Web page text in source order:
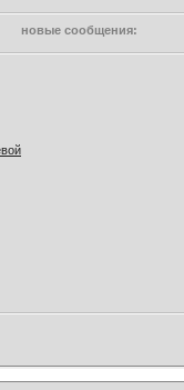
новые сообщения: